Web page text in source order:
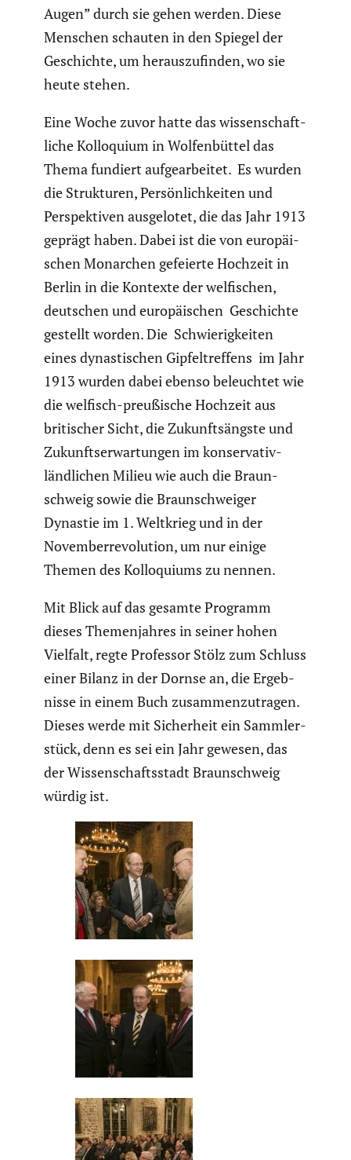
Augen” durch sie gehen werden. Diese
Menschen schauten in den Spiegel der
Geschichte, um heraus­zu­finden, wo sie
heute stehen.
Eine Woche zuvor hatte das wissen­schaft­
liche Kollo­quium in Wolfen­büttel das
Thema fundiert aufge­ar­beitet. Es wurden
die Struk­turen, Persön­lich­keiten und
Perspek­tiven ausge­lotet, die das Jahr 1913
geprägt haben. Dabei ist die von europäi­
schen Monarchen gefeierte Hochzeit in
Berlin in die Kontexte der welfi­schen,
deutschen und europäi­schen Geschichte
gestellt worden. Die Schwie­rig­keiten
eines dynas­ti­schen Gipfel­tref­fens im Jahr
1913 wurden dabei ebenso beleuchtet wie
die welfisch-preußi­sche Hochzeit aus
briti­scher Sicht, die Zukunfts­ängste und
Zukunfts­er­war­tungen im konser­vativ-
ländli­chen Milieu wie auch die Braun­
schweig sowie die Braun­schweiger
Dynastie im 1. Weltkrieg und in der
Novem­ber­re­vo­lu­tion, um nur einige
Themen des Kollo­quiums zu nennen.
Mit Blick auf das gesamte Programm
dieses Themen­jahres in seiner hohen
Vielfalt, regte Professor Stölz zum Schluss
einer Bilanz in der Dornse an, die Ergeb­
nisse in einem Buch zusam­men­zu­tragen.
Dieses werde mit Sicher­heit ein Sammler­
stück, denn es sei ein Jahr gewesen, das
der Wissen­schafts­stadt Braun­schweig
würdig ist.